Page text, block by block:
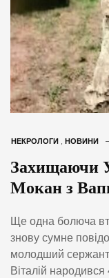
НЕКРОЛОГИ НОВИНИ
Захищаючи
Мокан з
Ще одна болюча
знову сумне
молодший
Віталій